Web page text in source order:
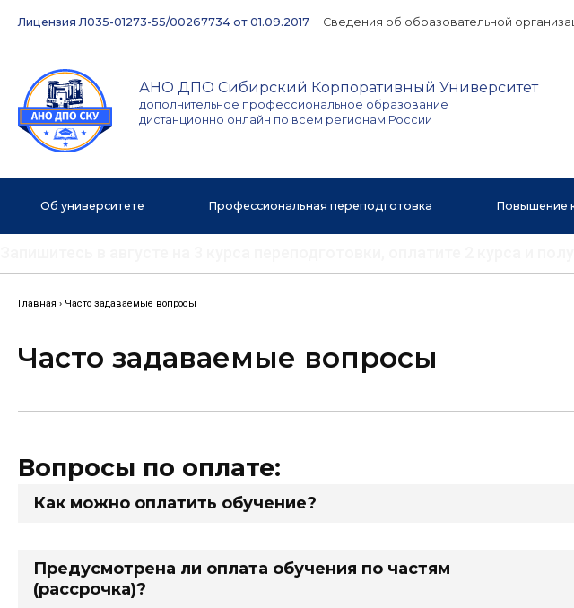
Лицензия Л035-01273-55/00267734 от 01.09.2017 Сведения об образовательной
АНО ДПО Сибирский Корпоративный Университет
дополнительное профессиональное образование
дистанционно онлайн по всем регионам России
Об университете Профессиональная переподготовка Повышение
Главная › Часто задаваемые вопросы
Часто задаваемые вопросы
Вопросы по оплате:
Как можно оплатить обучение?
Предусмотрена ли оплата обучения по частям
(рассрочка)?